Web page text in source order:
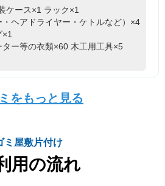
ケース×1 ラック×1
ヘアドライヤー・ケトルなど）×4
ター等の衣類×60 木工用工具×5
をもっと見る
ミ屋敷片付け
用の流れ